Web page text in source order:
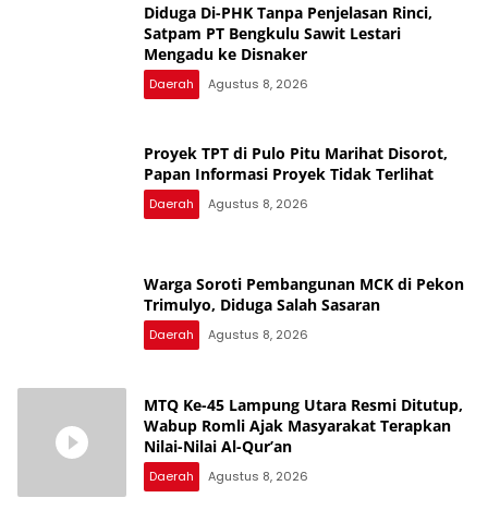
Diduga Di-PHK Tanpa Penjelasan Rinci,
Satpam PT Bengkulu Sawit Lestari
Mengadu ke Disnaker
Daerah Agustus 8, 2026
Proyek TPT di Pulo Pitu Marihat Disorot,
Papan Informasi Proyek Tidak Terlihat
Daerah Agustus 8, 2026
Warga Soroti Pembangunan MCK di Pekon
Trimulyo, Diduga Salah Sasaran
Daerah Agustus 8, 2026
MTQ Ke-45 Lampung Utara Resmi Ditutup,
Wabup Romli Ajak Masyarakat Terapkan
Nilai-Nilai Al-Qur’an
Daerah Agustus 8, 2026